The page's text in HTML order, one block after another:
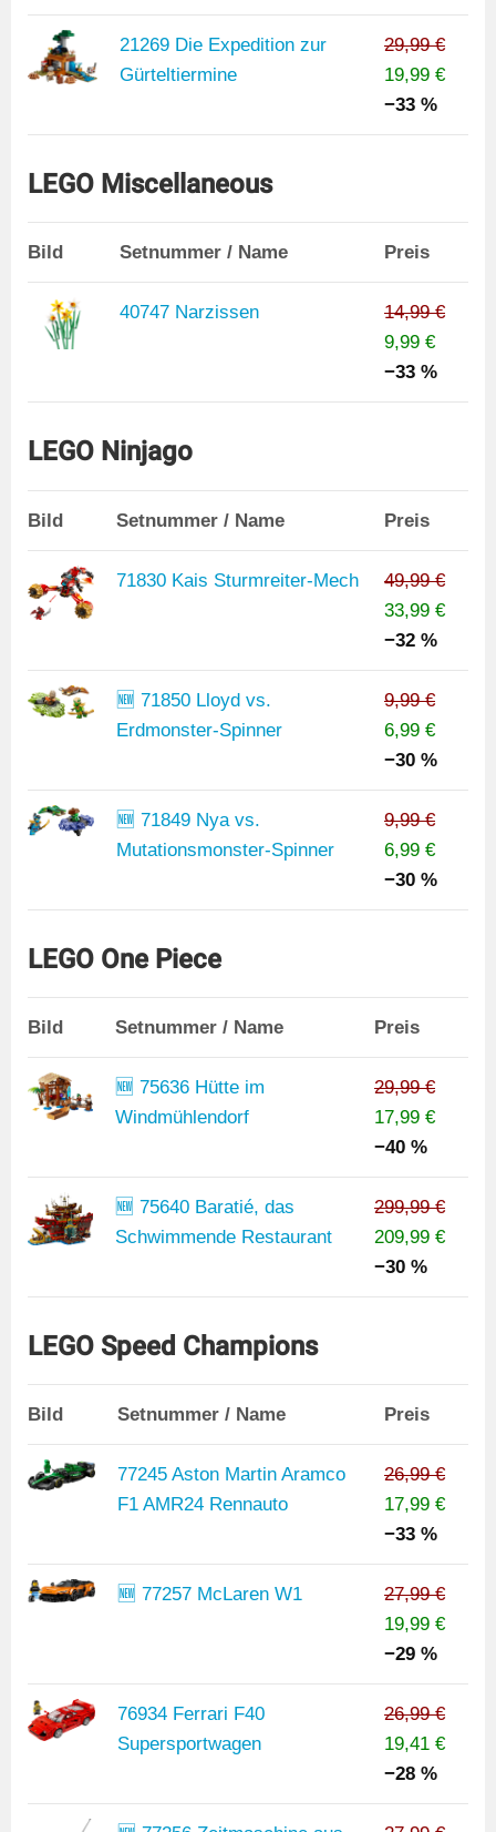
21269 Die Expedition zur
Gürteltiermine
29,99 €
19,99 €
−33 %
LEGO Miscellaneous
Bild Setnummer / Name Preis
40747 Narzissen
14,99 €
9,99 €
−33 %
LEGO Ninjago
Bild Setnummer / Name Preis
71830 Kais Sturmreiter-Mech
49,99 €
33,99 €
−32 %
🆕 71850 Lloyd vs.
Erdmonster-Spinner
9,99 €
6,99 €
−30 %
🆕 71849 Nya vs.
Mutationsmonster-Spinner
9,99 €
6,99 €
−30 %
LEGO One Piece
Bild Setnummer / Name Preis
🆕 75636 Hütte im
Windmühlendorf
29,99 €
17,99 €
−40 %
🆕 75640 Baratié, das
Schwimmende Restaurant
299,99 €
209,99 €
−30 %
LEGO Speed Champions
Bild Setnummer / Name Preis
77245 Aston Martin Aramco
F1 AMR24 Rennauto
26,99 €
17,99 €
−33 %
🆕 77257 McLaren W1
27,99 €
19,99 €
−29 %
76934 Ferrari F40
Supersportwagen
26,99 €
19,41 €
−28 %